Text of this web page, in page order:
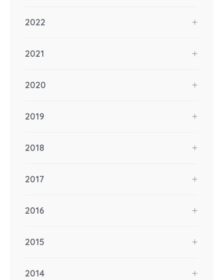
2022
2021
2020
2019
2018
2017
2016
2015
2014